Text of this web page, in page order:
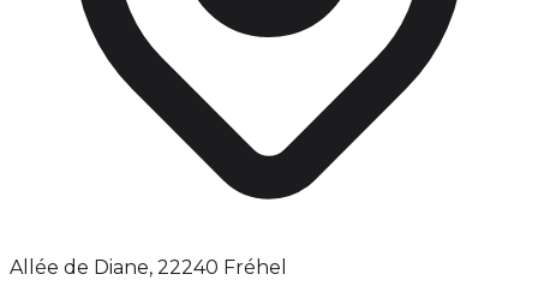
Allée de Diane, 22240 Fréhel